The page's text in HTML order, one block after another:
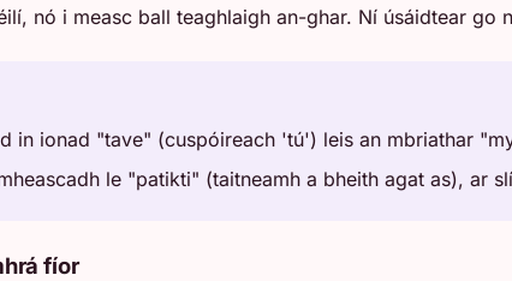
nó i measc ball teaghlaigh an-ghar. Ní úsáidtear go
in ionad "tave" (cuspóireach 'tú') leis an mbriathar
le "patikti" (taitneamh a bheith agat as), ar
fíor